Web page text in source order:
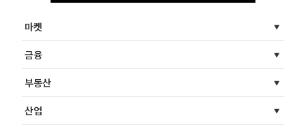
마켓
금융
부동산
산업